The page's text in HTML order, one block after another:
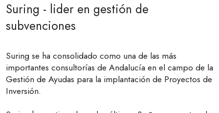
Suring - lider en gestión de
subvenciones
Suring se ha consolidado como una de las más
importantes consultorías de Andalucía en el campo de la
Gestión de Ayudas para la implantación de Proyectos de
Inversión.